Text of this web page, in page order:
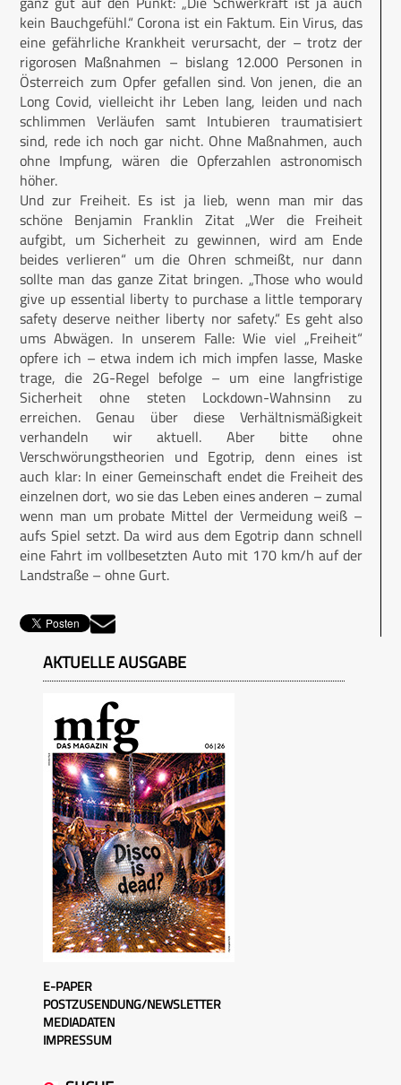
kein Bauchgefühl.“ Corona ist ein Faktum. Ein Virus, das
eine gefährliche Krankheit verursacht, der – trotz der
rigorosen Maßnahmen – bislang 12.000 Personen in
Österreich zum Opfer gefallen sind. Von jenen, die an
Long Covid, vielleicht ihr Leben lang, leiden und nach
schlimmen Verläufen samt Intubieren traumatisiert
sind, rede ich noch gar nicht. Ohne Maßnahmen, auch
ohne Impfung, wären die Opferzahlen astronomisch
höher.
Und zur Freiheit. Es ist ja lieb, wenn man mir das
schöne Benjamin Franklin Zitat „Wer die Freiheit
aufgibt, um Sicherheit zu gewinnen, wird am Ende
beides verlieren“ um die Ohren schmeißt, nur dann
sollte man das ganze Zitat bringen. „Those who would
give up essential liberty to purchase a little temporary
safety deserve neither liberty nor safety.“ Es geht also
ums Abwägen. In unserem Falle: Wie viel „Freiheit“
opfere ich – etwa indem ich mich impfen lasse, Maske
trage, die 2G-Regel befolge – um eine langfristige
Sicherheit ohne steten Lockdown-Wahnsinn zu
erreichen. Genau über diese Verhältnismäßigkeit
verhandeln wir aktuell. Aber bitte ohne
Verschwörungstheorien und Egotrip, denn eines ist
auch klar: In einer Gemeinschaft endet die Freiheit des
einzelnen dort, wo sie das Leben eines anderen – zumal
wenn man um probate Mittel der Vermeidung weiß –
aufs Spiel setzt. Da wird aus dem Egotrip dann schnell
eine Fahrt im vollbesetzten Auto mit 170 km/h auf der
Landstraße – ohne Gurt.
AKTUELLE AUSGABE
E-PAPER
POSTZUSENDUNG/NEWSLETTER
MEDIADATEN
IMPRESSUM